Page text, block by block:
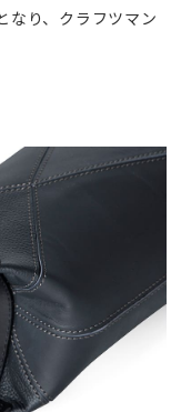
なり、クラフツマン